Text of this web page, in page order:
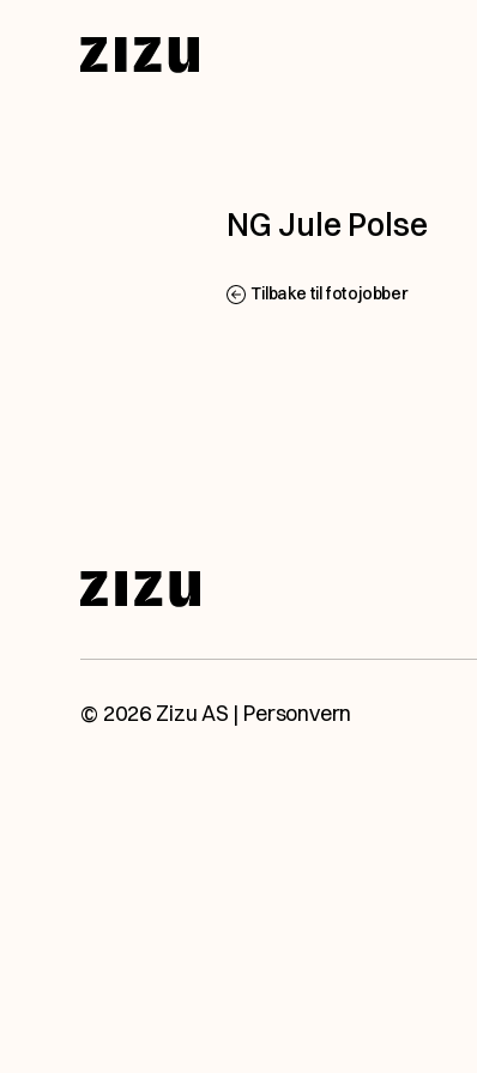
NG Jule Polse
Tilbake til fotojobber
Snakk med en av våre eksperter.
Ta kontakt med oss så booker vi
© 2026 Zizu AS | Personvern